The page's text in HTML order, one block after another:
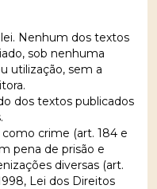
Nenhum dos textos
sob nenhuma
utilização, sem a
dos textos publicados
crime (art. 184 e
pena de prisão e
diversas (art.
Lei dos Direitos